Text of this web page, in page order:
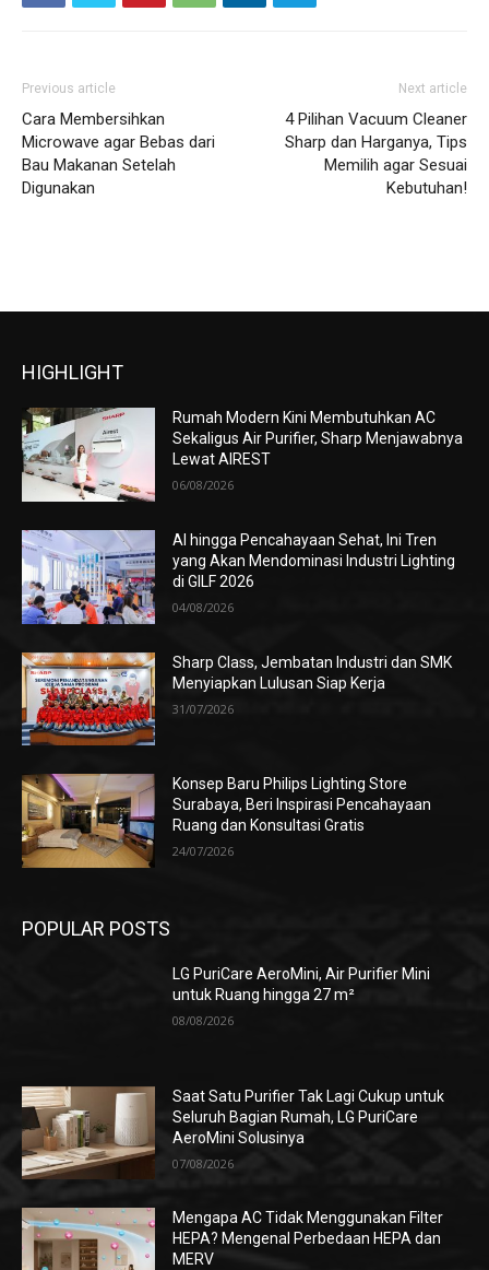
Previous article
Cara Membersihkan
Microwave agar Bebas dari
Bau Makanan Setelah
Digunakan
Next article
4 Pilihan Vacuum Cleaner
Sharp dan Harganya, Tips
Memilih agar Sesuai
Kebutuhan!
HIGHLIGHT
Rumah Modern Kini Membutuhkan AC
Sekaligus Air Purifier, Sharp Menjawabnya
Lewat AIREST
06/08/2026
AI hingga Pencahayaan Sehat, Ini Tren
yang Akan Mendominasi Industri Lighting
di GILF 2026
04/08/2026
Sharp Class, Jembatan Industri dan SMK
Menyiapkan Lulusan Siap Kerja
31/07/2026
Konsep Baru Philips Lighting Store
Surabaya, Beri Inspirasi Pencahayaan
Ruang dan Konsultasi Gratis
24/07/2026
POPULAR POSTS
LG PuriCare AeroMini, Air Purifier Mini
untuk Ruang hingga 27 m²
08/08/2026
Saat Satu Purifier Tak Lagi Cukup untuk
Seluruh Bagian Rumah, LG PuriCare
AeroMini Solusinya
07/08/2026
Mengapa AC Tidak Menggunakan Filter
HEPA? Mengenal Perbedaan HEPA dan
MERV